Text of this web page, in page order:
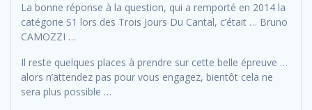
La bonne réponse à la question, qui a remporté en 2014 la
catégorie S1 lors des Trois Jours Du Cantal, c’était … Bruno
CAMOZZI …
Il reste quelques places à prendre sur cette belle épreuve …
alors n’attendez pas pour vous engagez, bientôt cela ne
sera plus possible …